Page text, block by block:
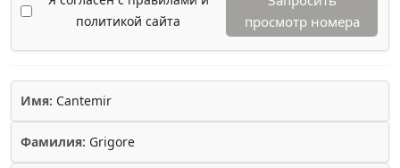
политикой сайта
просмотр номера
Имя: Cantemir
Фамилия: Grigore